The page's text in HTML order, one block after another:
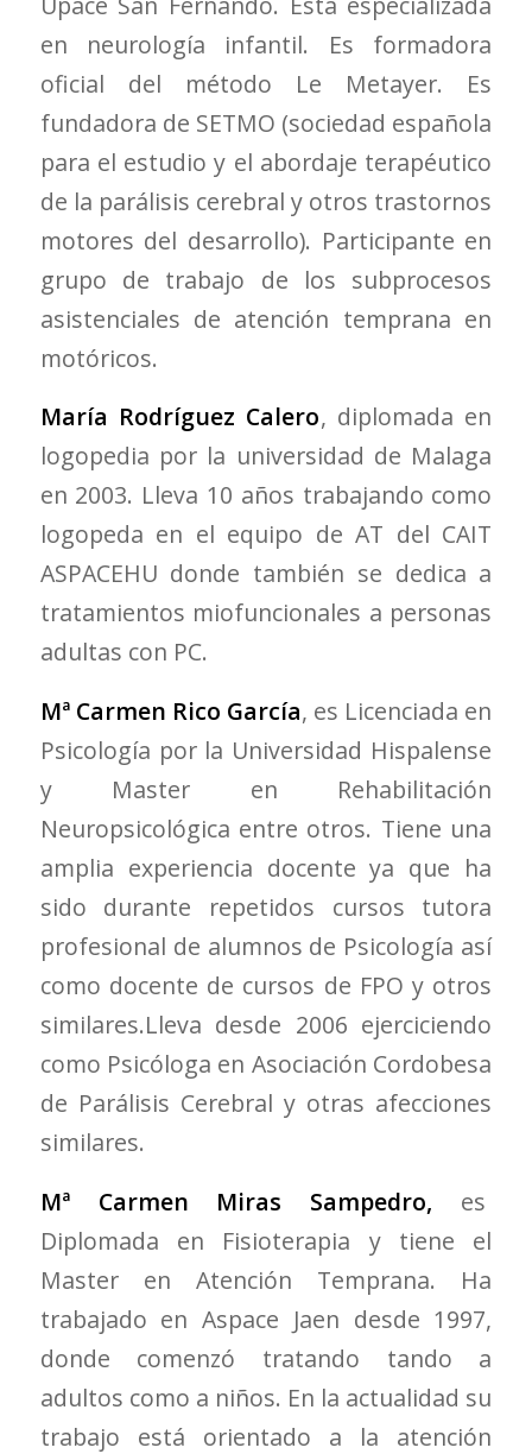
en neurología infantil. Es formadora
oficial del método Le Metayer. Es
fundadora de SETMO (sociedad española
para el estudio y el abordaje terapéutico
de la parálisis cerebral y otros trastornos
motores del desarrollo). Participante en
grupo de trabajo de los subprocesos
asistenciales de atención temprana en
motóricos.
María Rodríguez Calero, diplomada en
logopedia por la universidad de Malaga
en 2003. Lleva 10 años trabajando como
logopeda en el equipo de AT del CAIT
ASPACEHU donde también se dedica a
tratamientos miofuncionales a personas
adultas con PC.
Mª Carmen Rico García, es Licenciada en
Psicología por la Universidad Hispalense
y Master en Rehabilitación
Neuropsicológica entre otros. Tiene una
amplia experiencia docente ya que ha
sido durante repetidos cursos tutora
profesional de alumnos de Psicología así
como docente de cursos de FPO y otros
similares.Lleva desde 2006 ejerciciendo
como Psicóloga en Asociación Cordobesa
de Parálisis Cerebral y otras afecciones
similares.
Mª Carmen Miras Sampedro, es
Diplomada en Fisioterapia y tiene el
Master en Atención Temprana. Ha
trabajado en Aspace Jaen desde 1997,
donde comenzó tratando tando a
adultos como a niños. En la actualidad su
trabajo está orientado a la atención